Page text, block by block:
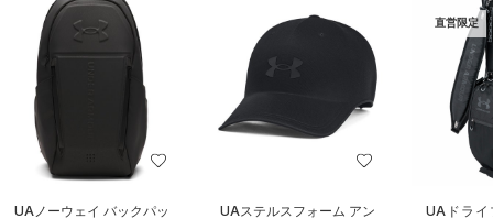
UAノーウェイ バックパッ
UAステルスフォーム アン
直営限定
UAドライ